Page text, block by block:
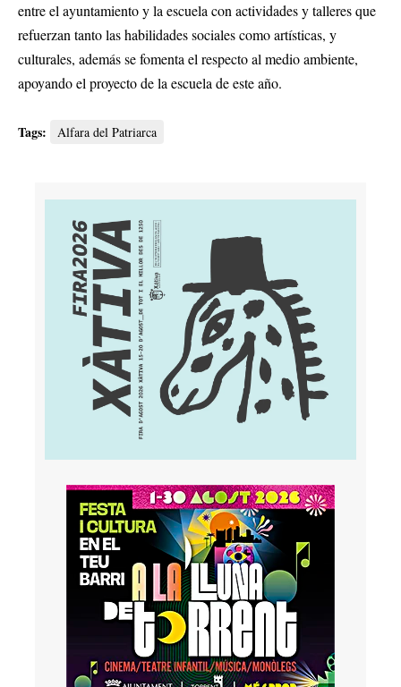
entre el ayuntamiento y la escuela con actividades y talleres que
refuerzan tanto las habilidades sociales como artísticas, y
culturales, además se fomenta el respecto al medio ambiente,
apoyando el proyecto de la escuela de este año.
Tags: Alfara del Patriarca